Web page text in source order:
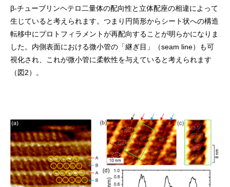
β-チューブリンヘテロ二量体の配向性と立体配座の相違によって
生じていると考えられます。つまり円筒形からシート状への構造
転移中にプロトフィラメントが再配向することが明らかになりま
した。内側表面における微小管の「継ぎ目」（seam line）も可
視化され、これが微小管に柔軟性を与えていると考えられます
（図2）。